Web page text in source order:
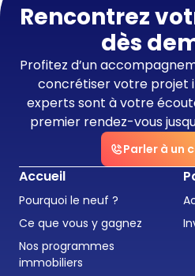
Rencontrez
dès
Profitez d’un
concrétiser votre projet
experts sont à votre
premier rendez-vous
Parler à un
Accueil
Pourquoi le neuf ?
Ce que vous y gagnez
Nos programmes
immobiliers